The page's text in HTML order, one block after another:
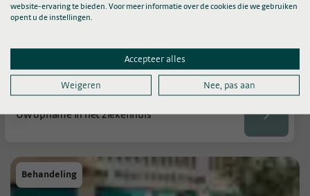
Uw opname in het ziekenhuis
Behandeling
website-ervaring te bieden. Voor meer informatie over de cookies die we gebruiken
opent u de instellingen.
Accepteer alles
Weigeren Nee, pas aan